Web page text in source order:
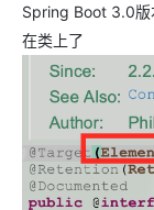
Spring Boot 3.0版
在类上了